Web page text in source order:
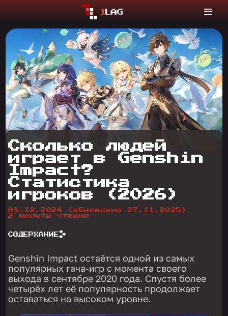
Сколько людей
играет в Genshin
Impact?
Статистика
игроков (2026)
08.12.2024
(обновлено 27.11.2025)
2 минуты чтения
СОДЕРЖАНИЕ
Genshin Impact остаётся одной из самых
популярных гача-игр с момента своего
выхода в сентябре 2020 года. Спустя более
четырёх лет её популярность продолжает
оставаться на высоком уровне.